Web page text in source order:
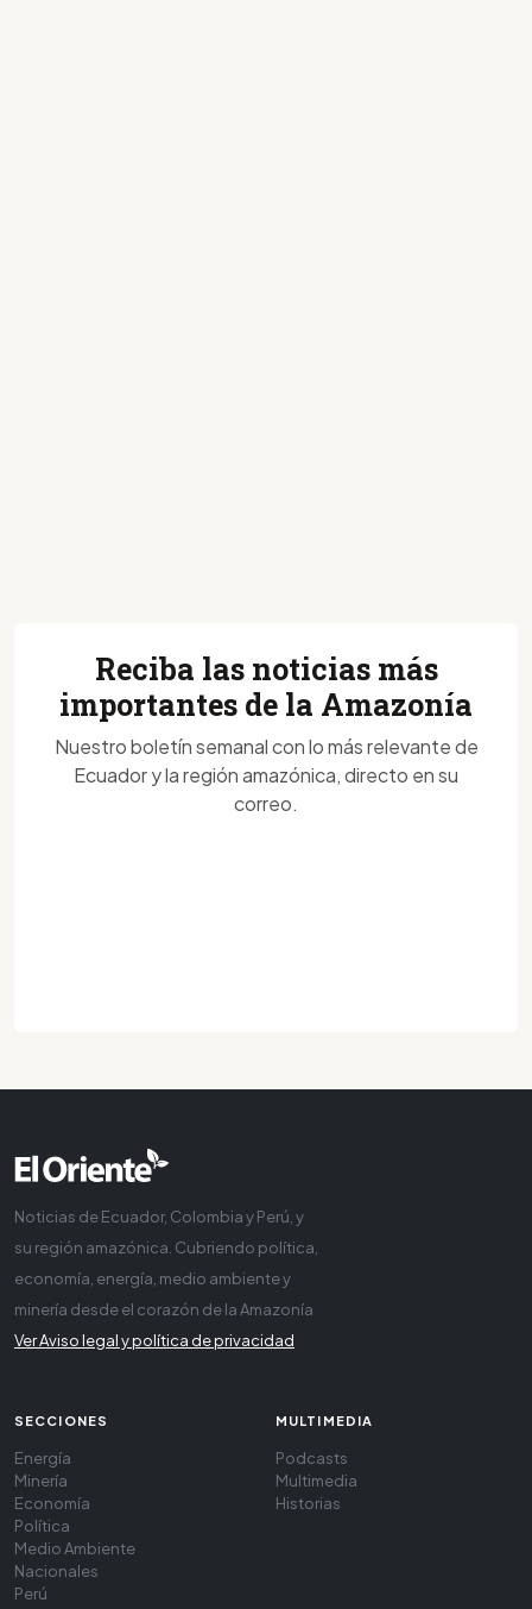
Reciba las noticias más
importantes de la Amazonía
Nuestro boletín semanal con lo más relevante de
Ecuador y la región amazónica, directo en su
correo.
Noticias de Ecuador, Colombia y Perú, y
su región amazónica. Cubriendo política,
economía, energía, medio ambiente y
minería desde el corazón de la Amazonía
Ver Aviso legal y política de privacidad
SECCIONES
Energía
Minería
Economía
Política
Medio Ambiente
Nacionales
Perú
MULTIMEDIA
Podcasts
Multimedia
Historias